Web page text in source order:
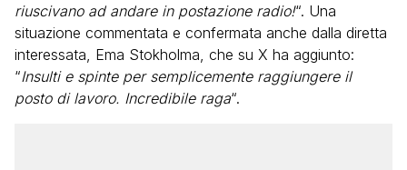
riuscivano ad andare in postazione radio!“. Una
situazione commentata e confermata anche dalla diretta
interessata, Ema Stokholma, che su X ha aggiunto:
“Insulti e spinte per semplicemente raggiungere il
posto di lavoro. Incredibile raga“.